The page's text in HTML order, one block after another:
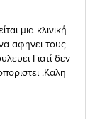
μια κλινική
αφηνει τους
Γιατί δεν
.Καλη